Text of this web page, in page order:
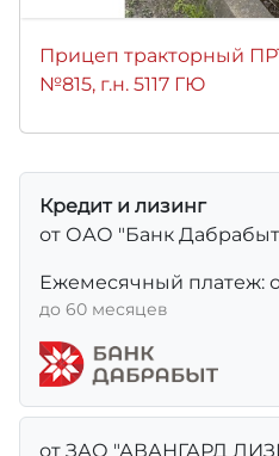
Прицеп тракторный
№815, г.н. 5117 ГЮ
Кредит и лизинг
от ОАО "Банк
Ежемесячный платеж:
до 60 месяцев
от ЗАО "АВАНГАРД